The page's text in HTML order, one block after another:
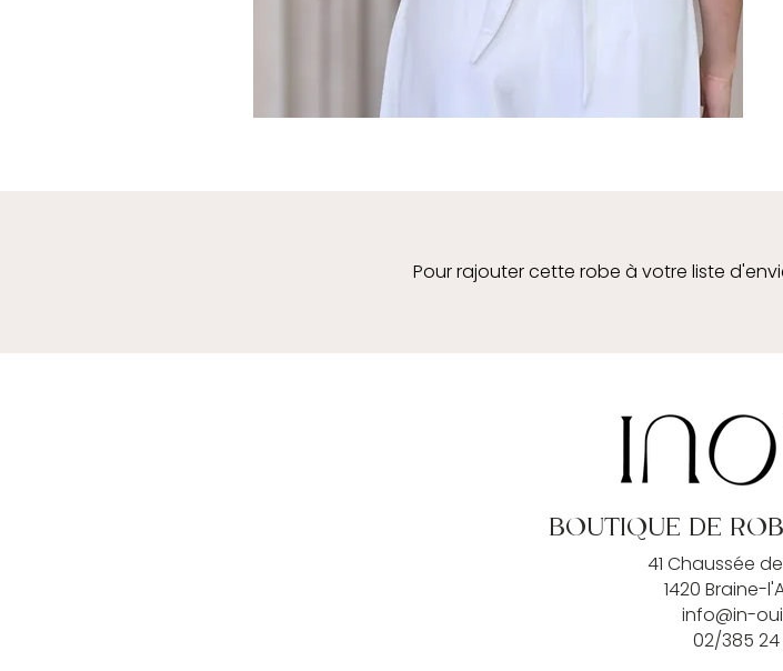
Pour rajouter cette robe à votre liste
BOUTIQUE DE
41 Chaussée
1420 Braine-
info@in-
02/385 24